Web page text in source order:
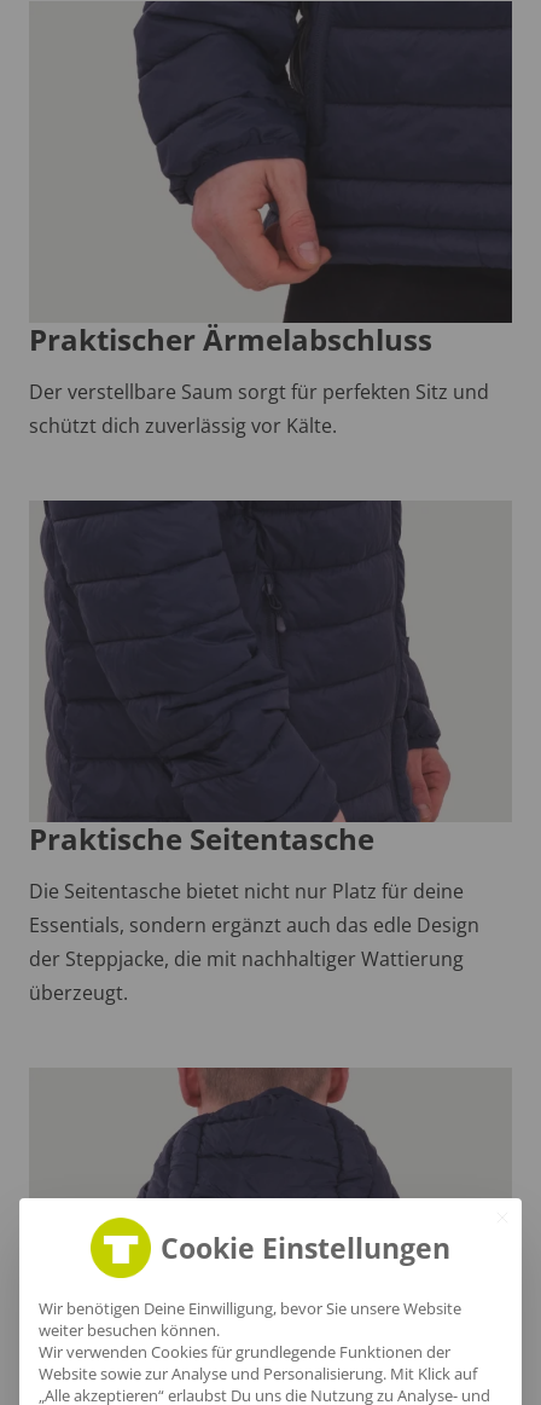
Praktischer Ärmelabschluss
Der verstellbare Saum sorgt für perfekten Sitz und
schützt dich zuverlässig vor Kälte.
Praktische Seitentasche
Die Seitentasche bietet nicht nur Platz für deine
Essentials, sondern ergänzt auch das edle Design
der Steppjacke, die mit nachhaltiger Wattierung
überzeugt.
Cookie Einstellungen
Wir benötigen Deine Einwilligung, bevor Sie unsere Website
weiter besuchen können.
Wir verwenden Cookies für grundlegende Funktionen der
Website sowie zur Analyse und Personalisierung. Mit Klick auf
„Alle akzeptieren“ erlaubst Du uns die Nutzung zu Analyse- und